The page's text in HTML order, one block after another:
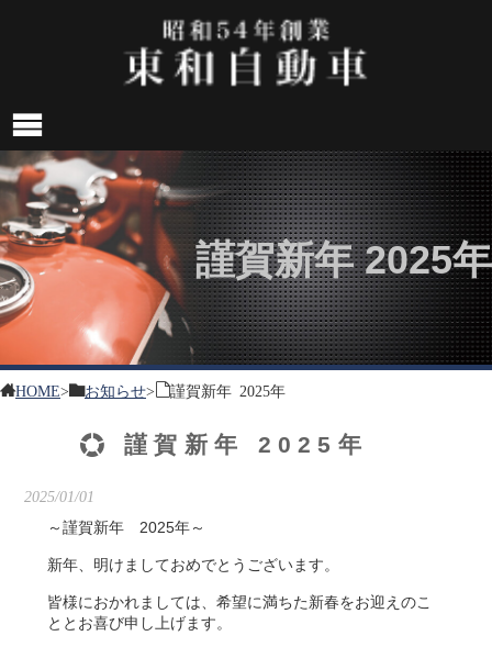
謹賀新年 2025年
HOME> お知らせ> 謹賀新年 2025年
謹賀新年 2025年
2025/01/01
～謹賀新年 2025年～
新年、明けましておめでとうございます。
皆様におかれましては、希望に満ちた新春をお迎えのこ
ととお喜び申し上げます。